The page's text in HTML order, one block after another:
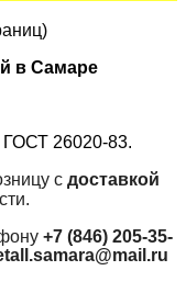
в Самаре
26020-83.
с доставкой
+7 (846) 205-35-